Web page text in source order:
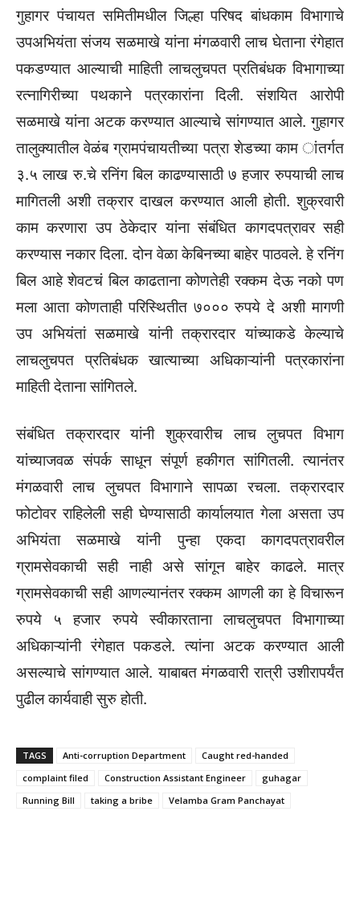
गुहागर पंचायत समितीमधील जिल्हा परिषद बांधकाम विभागाचे
उपअभियंता संजय सळमाखे यांना मंगळवारी लाच घेताना रंगेहात
पकडण्यात आल्याची माहिती लाचलुचपत प्रतिबंधक विभागाच्या
रत्नागिरीच्या पथकाने पत्रकारांना दिली. संशयित आरोपी
सळमाखे यांना अटक करण्यात आल्याचे सांगण्यात आले. गुहागर
तालुक्यातील वेळंब ग्रामपंचायतीच्या पत्रा शेडच्या काम ांतर्गत
३.५ लाख रु.चे रनिंग बिल काढण्यासाठी ७ हजार रुपयाची लाच
मागितली अशी तक्रार दाखल करण्यात आली होती. शुक्रवारी
काम करणारा उप ठेकेदार यांना संबंधित कागदपत्रावर सही
करण्यास नकार दिला. दोन वेळा केबिनच्या बाहेर पाठवले. हे रनिंग
बिल आहे शेवटचं बिल काढताना कोणतेही रक्कम देऊ नको पण
मला आता कोणताही परिस्थितीत ७००० रुपये दे अशी मागणी
उप अभियंतां सळमाखे यांनी तक्रारदार यांच्याकडे केल्याचे
लाचलुचपत प्रतिबंधक खात्याच्या अधिकाऱ्यांनी पत्रकारांना
माहिती देताना सांगितले.
संबंधित तक्रारदार यांनी शुक्रवारीच लाच लुचपत विभाग
यांच्याजवळ संपर्क साधून संपूर्ण हकीगत सांगितली. त्यानंतर
मंगळवारी लाच लुचपत विभागाने सापळा रचला. तक्रारदार
फोटोवर राहिलेली सही घेण्यासाठी कार्यालयात गेला असता उप
अभियंता सळमाखे यांनी पुन्हा एकदा कागदपत्रावरील
ग्रामसेवकाची सही नाही असे सांगून बाहेर काढले. मात्र
ग्रामसेवकाची सही आणल्यानंतर रक्कम आणली का हे विचारून
रुपये ५ हजार रुपये स्वीकारताना लाचलुचपत विभागाच्या
अधिकाऱ्यांनी रंगेहात पकडले. त्यांना अटक करण्यात आली
असल्याचे सांगण्यात आले. याबाबत मंगळवारी रात्री उशीरापर्यंत
पुढील कार्यवाही सुरु होती.
TAGS Anti-corruption Department
Caught red-handed
complaint filed
Construction Assistant Engineer
guhagar
Running Bill
taking a bribe Velamba Gram Panchayat